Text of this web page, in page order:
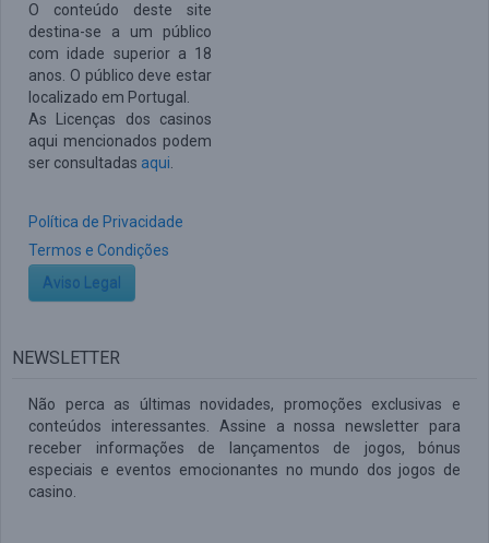
O conteúdo deste site
destina-se a um público
com idade superior a 18
anos. O público deve estar
localizado em Portugal.
As Licenças dos casinos
aqui mencionados podem
ser consultadas aqui
Política de Privacidade
Termos e Condições
Aviso Legal
NEWSLETTER
Não perca as últimas novidades, promoções exclusivas e
conteúdos interessantes. Assine a nossa newsletter para
receber informações de lançamentos de jogos, bónus
especiais e eventos emocionantes no mundo dos jogos de
casino.